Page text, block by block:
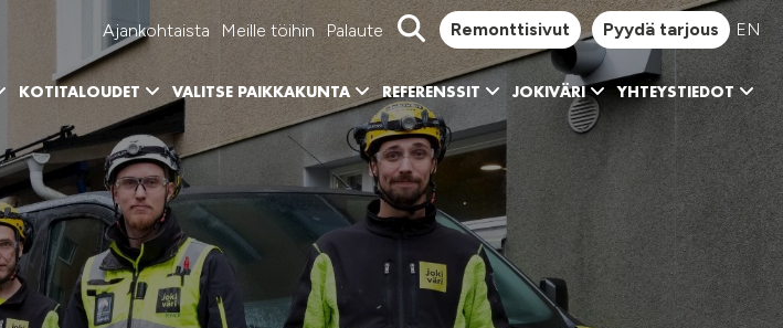
Ajankohtaista Meille töihin Palaute Remonttisivut Pyydä tarjous EN
KOTITALOUDET VALITSE PAIKKAKUNTA REFERENSSIT JOKIVÄRI YHTEYSTIEDOT